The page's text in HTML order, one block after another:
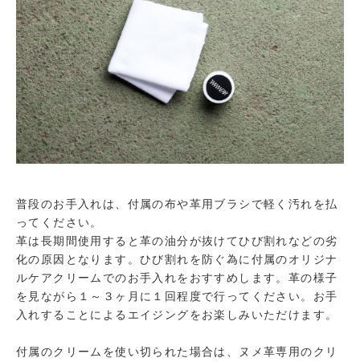
普段のお手入れは、付属の布や革用ブラシで軽く汚れを払
ってください。
革は長期間使用すると革の油分が抜けてひび割れなどの劣
化の原因となります。ひび割れを防ぐ為に付属のオリジナ
ルケアクリームでのお手入れをおすすめします。革の様子
を見ながら１～３ヶ月に１回程度で行ってください。お手
入れすることによるエイジングをお楽しみいただけます。
付属のクリームを使い切られた場合は、ヌメ革専用のクリ